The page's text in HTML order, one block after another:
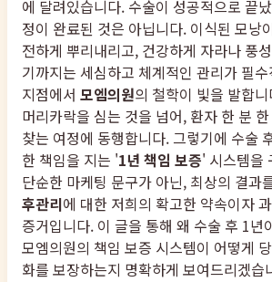
에 달려있습니다. 수술이 성공적으로 끝
정이 완료된 것은 아닙니다. 이식된 모낭
전하게 뿌리내리고, 건강하게 자라나 풍
기까지는 세심하고 체계적인 관리가 필
지점에서 모엠의원의 철학이 빛을 발합
머리카락을 심는 것을 넘어, 환자 한 분
찾는 여정에 동행합니다. 그렇기에 수술
한 책임을 지는 '1년 책임 보증' 시스템을
단순한 마케팅 문구가 아닌, 최상의 결과
후관리에 대한 저희의 확고한 약속이자
증거입니다. 이 글을 통해 왜 수술 후 1년
모엠의원의 책임 보증 시스템이 어떻게
화를 보장하는지 명확하게 보여드리겠습